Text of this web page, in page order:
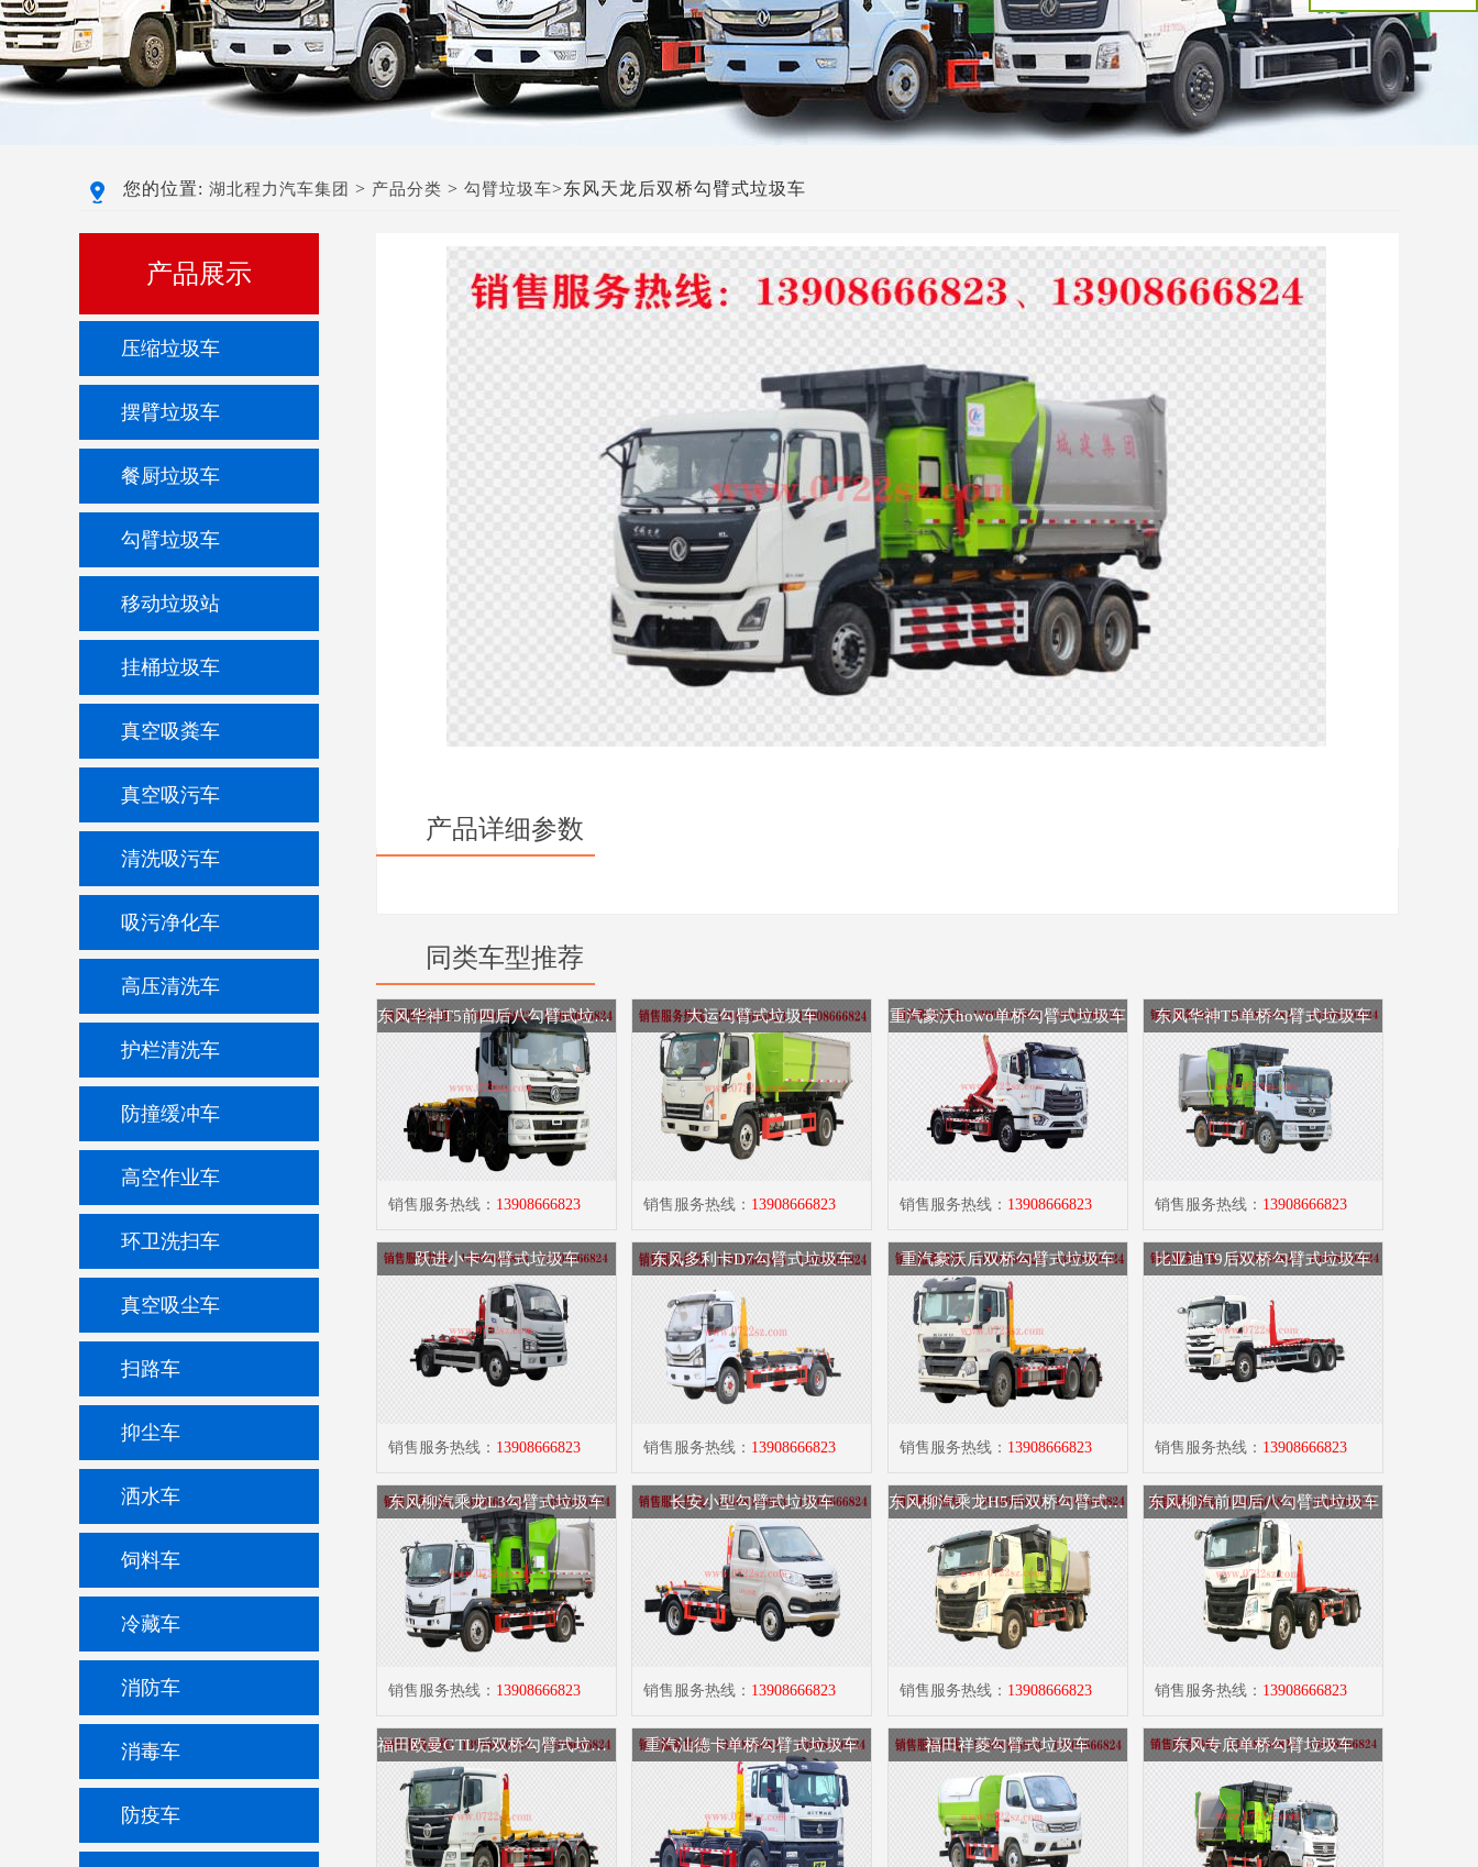
您的位置: 湖北程力汽车集团 > 产品分类 > 勾臂垃圾车>东风天龙后双桥勾臂式垃圾车
产品展示
压缩垃圾车
摆臂垃圾车
餐厨垃圾车
勾臂垃圾车
移动垃圾站
挂桶垃圾车
真空吸粪车
真空吸污车
清洗吸污车
吸污净化车
高压清洗车
护栏清洗车
防撞缓冲车
高空作业车
环卫洗扫车
真空吸尘车
扫路车
抑尘车
洒水车
饲料车
冷藏车
消防车
消毒车
防疫车
产品详细参数
同类车型推荐
东风华神T5前四后八勾臂式垃圾车
销售服务热线： 13908666823
大运勾臂式垃圾车
销售服务热线： 13908666823
重汽豪沃howo单桥勾臂式垃圾车
销售服务热线： 13908666823
东风华神T5单桥勾臂式垃圾车
销售服务热线： 13908666823
跃进小卡勾臂式垃圾车
销售服务热线： 13908666823
东风多利卡D7勾臂式垃圾车
销售服务热线： 13908666823
重汽豪沃后双桥勾臂式垃圾车
销售服务热线： 13908666823
比亚迪T9后双桥勾臂式垃圾车
销售服务热线： 13908666823
东风柳汽乘龙L3勾臂式垃圾车
销售服务热线： 13908666823
长安小型勾臂式垃圾车
销售服务热线： 13908666823
东风柳汽乘龙H5后双桥勾臂式垃圾车
销售服务热线： 13908666823
东风柳汽前四后八勾臂式垃圾车
销售服务热线： 13908666823
福田欧曼GTL后双桥勾臂式垃圾车 重汽汕德卡单桥勾臂式垃圾车 福田祥菱勾臂式垃圾车 东风专底单桥勾臂垃圾车